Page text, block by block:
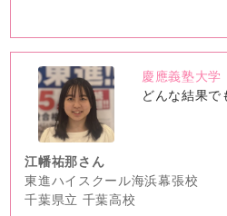
no
image
慶應義塾大学
どんな結果で
江幡祐那さん
東進ハイスクール海浜幕張校
千葉県立 千葉高校